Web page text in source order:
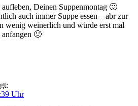
Deinen Suppenmontag 🙂
auch immer Suppe essen – abr zur
wenig weinerlich und würde erst mal
🙂
Uhr